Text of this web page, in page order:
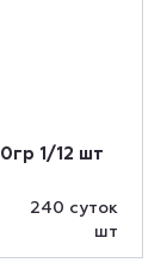
1/12 шт
240 суток
шт